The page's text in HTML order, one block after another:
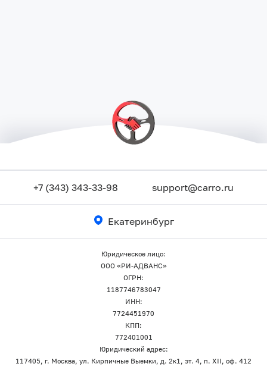
+7 (343) 343-33-98 support@carro.ru
Екатеринбург
Юридическое лицо:
ООО «РИ-АДВАНС»
ОГРН:
1187746783047
ИНН:
7724451970
КПП:
772401001
Юридический адрес:
117405, г. Москва, ул. Кирпичные Выемки, д. 2к1, эт. 4, п. XII, оф. 412